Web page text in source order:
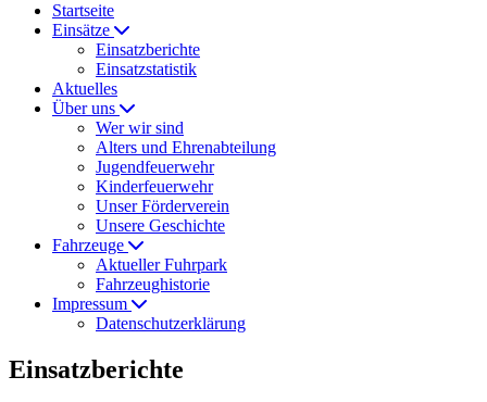
Startseite
Einsätze
Einsatzberichte
Einsatzstatistik
Aktuelles
Über uns
Wer wir sind
Alters und Ehrenabteilung
Jugendfeuerwehr
Kinderfeuerwehr
Unser Förderverein
Unsere Geschichte
Fahrzeuge
Aktueller Fuhrpark
Fahrzeughistorie
Impressum
Datenschutzerklärung
Einsatzberichte